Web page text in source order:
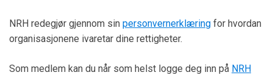
NRH redegjør gjennom sin personvernerklæring for hvordan
organisasjonene ivaretar dine rettigheter.
Som medlem kan du når som helst logge deg inn på NRH